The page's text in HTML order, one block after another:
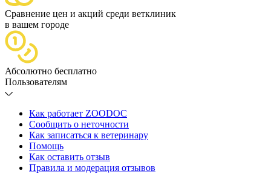
Сравнение цен и акций среди ветклиник
в вашем городе
Абсолютно бесплатно
Пользователям
Как работает ZOODOC
Сообщить о неточности
Как записаться к ветеринару
Помощь
Как оставить отзыв
Правила и модерация отзывов